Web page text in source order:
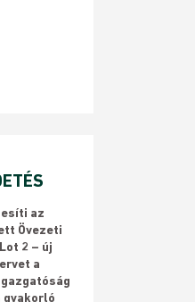
az
Övezeti
2 – új
a
gyakorló